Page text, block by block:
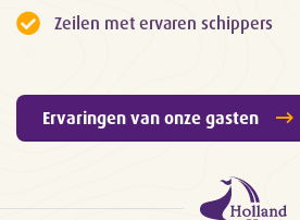
Zeilen met ervaren schippers
Ervaringen van onze gasten